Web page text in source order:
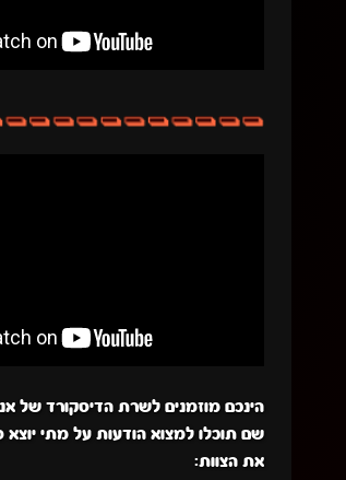
הינכם מוזמנים לשרת הדיסקורד של
שם תוכלו למצוא הודעות על מתי יוצא
את הצוות: